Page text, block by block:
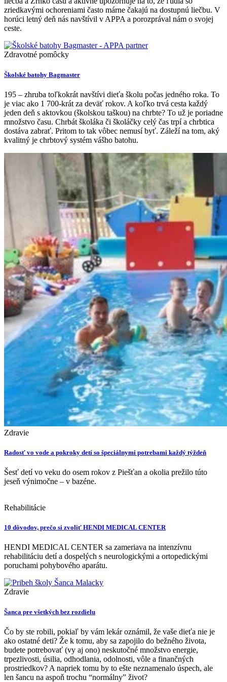
zriedkavými ochoreniami často márne čakajú na dostupnú liečbu. V
horúci letný deň nás navštívil v APPA a porozprával nám o svojej
ceste.
Zdravotné pomôcky
Školské batohy Bagmaster
195 – zhruba toľkokrát navštívi dieťa školu počas jedného roka. To
je viac ako 1 700-krát za deväť rokov. A koľko trvá cesta každý
jeden deň s aktovkou (školskou taškou) na chrbte? To už je poriadne
množstvo času. Chrbát školáka či školáčky celý čas trpí a chrbtica
dostáva zabrať. Pritom to tak vôbec nemusí byť. Záleží na tom, aký
kvalitný je chrbtový systém vášho batohu.
Zdravie
Radosť vo vode a pokroky detí so špeciálnymi potrebami každý týždeň
Šesť detí vo veku do osem rokov z Piešťan a okolia prežilo túto
jeseň výnimočne – v bazéne.
Rehabilitácie
10 dôvodov, prečo si zvoliť HENDI MEDICAL CENTER
HENDI MEDICAL CENTER sa zameriava na intenzívnu
rehabilitáciu detí a dospelých s neurologickými a ortopedickými
poruchami pohybového aparátu.
Zdravie
Šanca pre všetkých bez rozdielu
Čo by ste robili, pokiaľ by vám lekár oznámil, že vaše dieťa nie je
ako ostatné deti? Že k tomu, aby sa zapojilo do bežného života,
budete potrebovať (vy aj ono) neskutočné množstvo energie,
trpezlivosti, úsilia, odhodlania, odolnosti, vôle a finančných
prostriedkov? A napriek tomu by to ešte neznamenalo úspech, ale
len šancu na aspoň trochu “normálny” život?